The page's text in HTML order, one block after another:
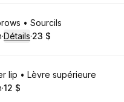
• Sourcils
de l'appel
·Détails·
.Prix
23 $
lip • Lèvre supérieure
de l'appel
·
.Prix
12 $